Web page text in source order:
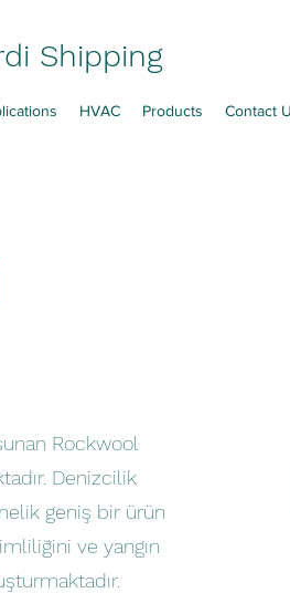
Shipping
HVAC Products Contact
Rockwool
Denizcilik
geniş bir ürün
ve yangın